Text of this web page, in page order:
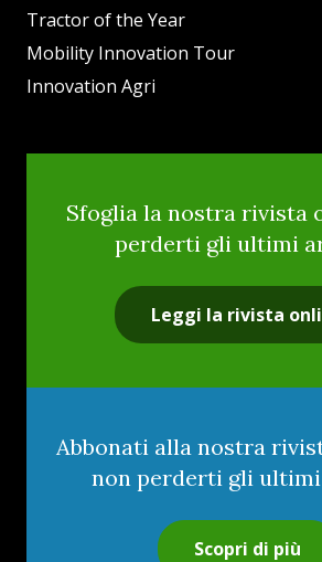
Tractor of the Year
Mobility Innovation Tour
Innovation Agri
Sfoglia la nostra rivista
perderti gli ultimi
Leggi la rivista
Abbonati alla nostra
non perderti gli
Scopri di più